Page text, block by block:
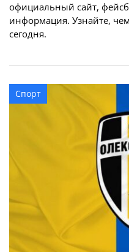
официальный сайт,
информация. Узнайте,
сегодня.
Спорт